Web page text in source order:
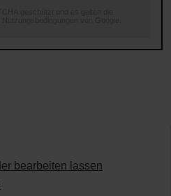
bearbeiten lassen